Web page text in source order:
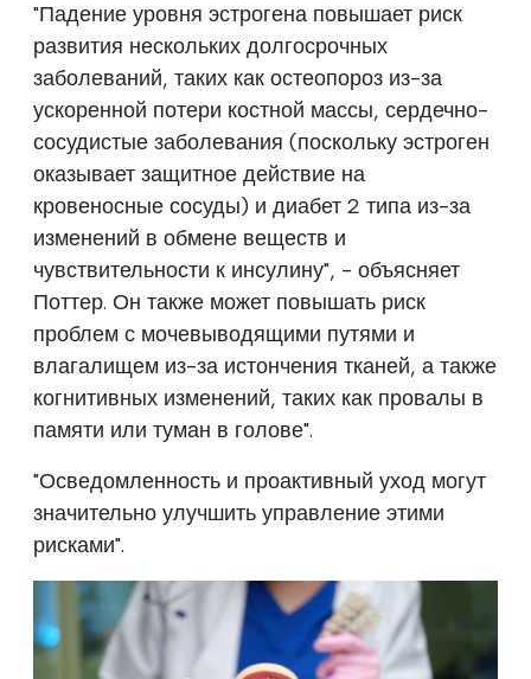
"Падение уровня эстрогена повышает риск
развития нескольких долгосрочных
заболеваний, таких как остеопороз из-за
ускоренной потери костной массы, сердечно-
сосудистые заболевания (поскольку эстроген
оказывает защитное действие на
кровеносные сосуды) и диабет 2 типа из-за
изменений в обмене веществ и
чувствительности к инсулину", - объясняет
Поттер. Он также может повышать риск
проблем с мочевыводящими путями и
влагалищем из-за истончения тканей, а также
когнитивных изменений, таких как провалы в
памяти или туман в голове".
"Осведомленность и проактивный уход могут
значительно улучшить управление этими
рисками".